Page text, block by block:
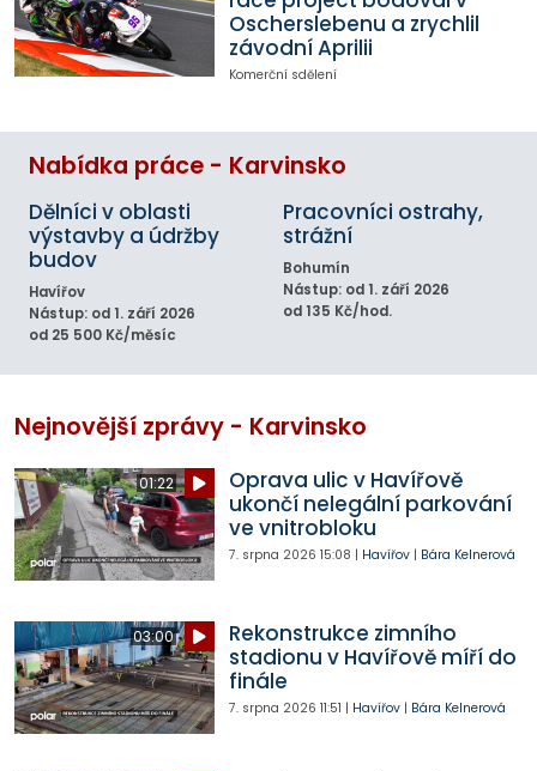
Oscherslebenu a zrychlil
závodní Aprilii
Komerční sdělení
Nabídka práce - Karvinsko
Dělníci v oblasti
výstavby a údržby
budov
Havířov
Nástup: od 1. září 2026
od 25 500 Kč/měsíc
Pracovníci ostrahy,
strážní
Bohumín
Nástup: od 1. září 2026
od 135 Kč/hod.
Nejnovější zprávy - Karvinsko
01:22
Oprava ulic v Havířově
ukončí nelegální parkování
ve vnitrobloku
7. srpna 2026 15:08 | Havířov| Bára Kelnerová
03:00
Rekonstrukce zimního
stadionu v Havířově míří do
finále
7. srpna 2026 11:51 | Havířov| Bára Kelnerová